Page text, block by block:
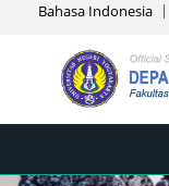
Bahasa Indonesia